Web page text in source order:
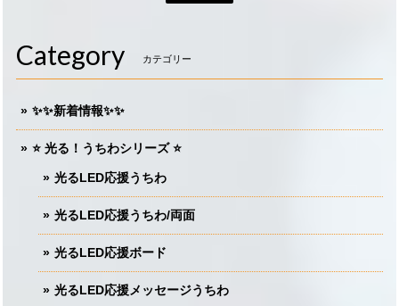
Category カテゴリー
✨✨新着情報✨✨
⭐️ 光る！うちわシリーズ ⭐️
光るLED応援うちわ
光るLED応援うちわ/両面
光るLED応援ボード
光るLED応援メッセージうちわ